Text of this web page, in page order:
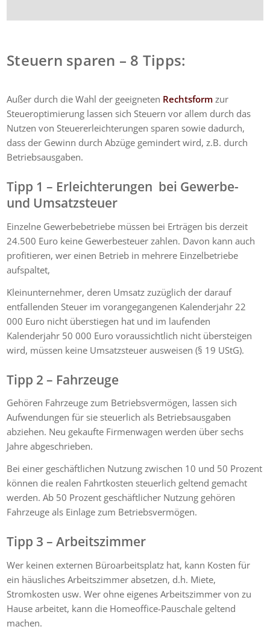
Steuern sparen – 8 Tipps:
Außer durch die Wahl der geeigneten Rechtsform zur
Steueroptimierung lassen sich Steuern vor allem durch das
Nutzen von Steuererleichterungen sparen sowie dadurch,
dass der Gewinn durch Abzüge gemindert wird, z.B. durch
Betriebsausgaben.
Tipp 1 – Erleichterungen bei Gewerbe-
und Umsatzsteuer
Einzelne Gewerbebetriebe müssen bei Erträgen bis derzeit
24.500 Euro keine Gewerbesteuer zahlen. Davon kann auch
profitieren, wer einen Betrieb in mehrere Einzelbetriebe
aufspaltet,
Kleinunternehmer, deren Umsatz zuzüglich der darauf
entfallenden Steuer im vorangegangenen Kalenderjahr 22
000 Euro nicht überstiegen hat und im laufenden
Kalenderjahr 50 000 Euro voraussichtlich nicht übersteigen
wird, müssen keine Umsatzsteuer ausweisen (§ 19 UStG).
Tipp 2 – Fahrzeuge
Gehören Fahrzeuge zum Betriebsvermögen, lassen sich
Aufwendungen für sie steuerlich als Betriebsausgaben
abziehen. Neu gekaufte Firmenwagen werden über sechs
Jahre abgeschrieben.
Bei einer geschäftlichen Nutzung zwischen 10 und 50 Prozent
können die realen Fahrtkosten steuerlich geltend gemacht
werden. Ab 50 Prozent geschäftlicher Nutzung gehören
Fahrzeuge als Einlage zum Betriebsvermögen.
Tipp 3 – Arbeitszimmer
Wer keinen externen Büroarbeitsplatz hat, kann Kosten für
ein häusliches Arbeitszimmer absetzen, d.h. Miete,
Stromkosten usw. Wer ohne eigenes Arbeitszimmer von zu
Hause arbeitet, kann die Homeoffice-Pauschale geltend
machen.